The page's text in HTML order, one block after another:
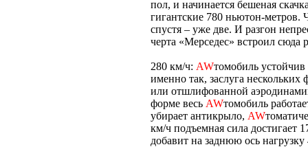
пол, и начинается бешеная
гигантские 780 ньютон-метров.
спустя – уже две. И разгон
черта «Мерседес» встроил сюда
280 км/ч: AWтомобиль
именно так, заслуга
или отшлифованной
форме весь AWтомобиль
убирает антикрыло, AW
км/ч подъемная сила достигает
добавит на заднюю ось